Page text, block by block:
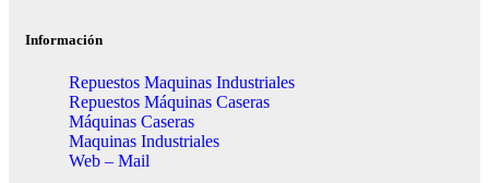
Información
Repuestos Maquinas Industriales
Repuestos Máquinas Caseras
Máquinas Caseras
Maquinas Industriales
Web – Mail